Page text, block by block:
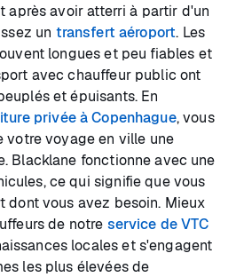
après avoir atterri à partir d'un
un transfert aéroport. Les
longues et peu fiables et
avec chauffeur public ont
et épuisants. En
privée à Copenhague, vous
votre voyage en ville une
Blacklane fonctionne avec une
ce qui signifie que vous
dont vous avez besoin. Mieux
de notre service de VTC
locales et s'engagent
les plus élevées de